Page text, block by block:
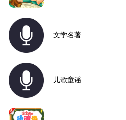
文学名著
儿歌童谣